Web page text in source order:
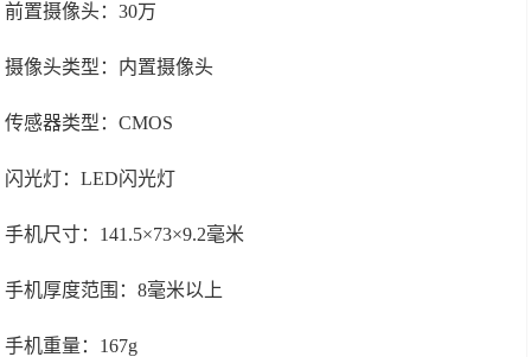
前置摄像头：30万
摄像头类型：内置摄像头
传感器类型：CMOS
闪光灯：LED闪光灯
手机尺寸：141.5×73×9.2毫米
手机厚度范围：8毫米以上
手机重量：167g